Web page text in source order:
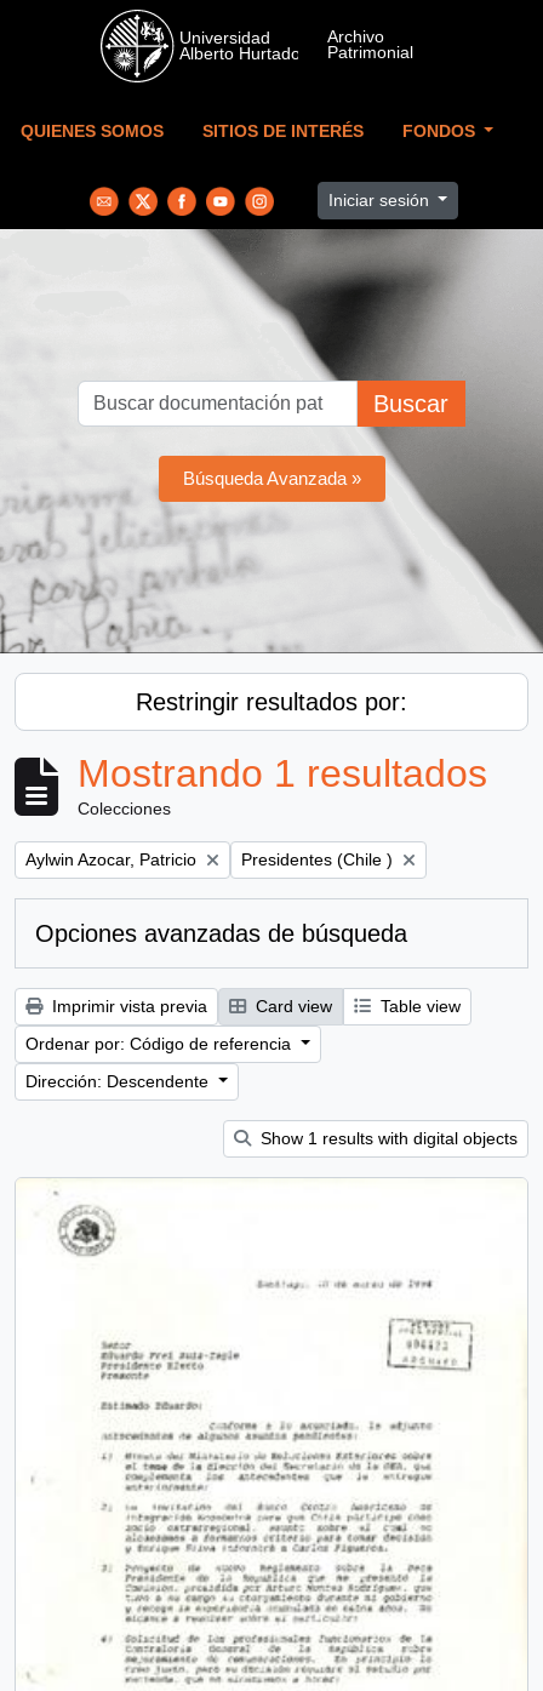
Skip to main content
QUIENES SOMOS SITIOS DE INTERÉS FONDOS
Iniciar sesión
Buscar
Búsqueda Avanzada »
Restringir resultados por:
Mostrando 1 resultados
Colecciones
Remove filter:
Aylwin Azocar, Patricio Remove filter:
Presidentes (Chile )
Opciones avanzadas de búsqueda
Imprimir vista previa Card view
Table view
Ordenar por: Código de referencia
Dirección: Descendente
Show 1 results with digital objects